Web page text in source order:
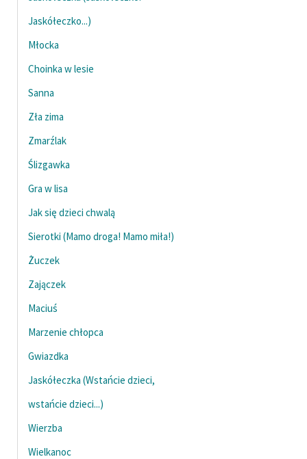
twórców przechodzących
do domeny publicznej,
Starego Testamentu
Szkoła Poezji Wolnych
Lektur
Kontakt
O projekcie
Zespół
Zasady wykorzystania
Wolnych Lektur
Logotypy
Materiały promocyjne
Polityka prywatności
Jaskółeczko...)
Młocka
Choinka w lesie
Sanna
Zła zima
Zmarźlak
Ślizgawka
Gra w lisa
Jak się dzieci chwalą
Sierotki (Mamo droga! Mamo miła!)
Żuczek
Zajączek
Maciuś
Marzenie chłopca
Gwiazdka
Jaskółeczka (Wstańcie dzieci,
wstańcie dzieci...)
Wierzba
Wielkanoc